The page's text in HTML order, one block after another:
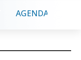
AGENDA